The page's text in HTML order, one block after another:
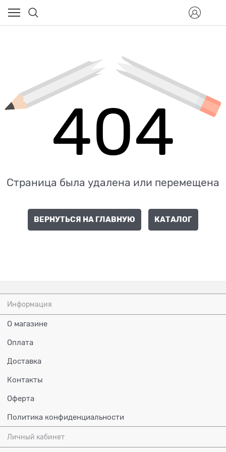
404
Страница была удалена или перемещена
ВЕРНУТЬСЯ НА ГЛАВНУЮ КАТАЛОГ
Информация
О магазине
Оплата
Доставка
Контакты
Оферта
Политика конфиденциальности
Личный кабинет